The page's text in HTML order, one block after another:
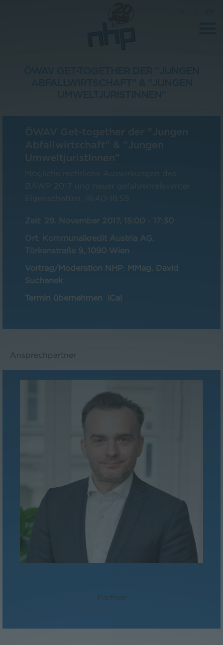
Pressebereich
Kontakt
UmweltjuristInnen"
Mögliche rechtliche Auswirkungen des
BAWP 2017 und neuer gefahrenrelevanter
Eigenschaften, 16:40-16:55
Zeit 29. November 2017, 15:00
17:30
Ort
Kommunalkredit Austria AG,
Türkenstraße 9, 1090 Wien
Vortrag/Moderation NHP: MMag. David
Suchanek
Termin übernehmen
iCal
Ansprechpartner
Partner